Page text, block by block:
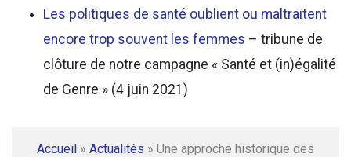
Les politiques de santé oublient ou maltraitent
encore trop souvent les femmes – tribune de
clôture de notre campagne « Santé et (in)égalité
de Genre » (4 juin 2021)
Accueil » Actualités » Une approche historique des